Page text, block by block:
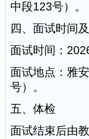
中段123号）。
四、面试时间
面试时间：
面试地点：雅
号）。
五、体检
面试结束后由